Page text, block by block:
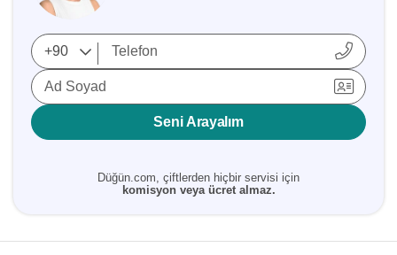
Ad Soyad
Seni Arayalım
Düğün.com, çiftlerden hiçbir servisi için
komisyon veya ücret almaz.